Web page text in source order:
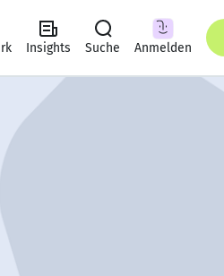
Insights Suche Anmelden